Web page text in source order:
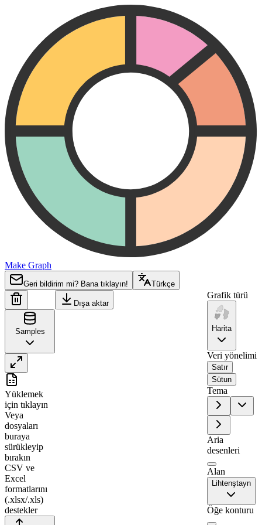
Make Graph
Geri bildirim mi? Bana tıklayın! Türkçe
Samples
Region
Triesenberg
Eschen
Mauren
1
2
3
4
5
6
7
8
Yüklemek
için tıklayın
Veya
dosyaları
buraya
sürükleyip
bırakın
CSV ve
Excel
formatlarını
(.xlsx/.xls)
destekler
Dışa aktar
Grafik türü
Harita
Veri yönelimi
Satır
Sütun
Tema
Aria
desenleri
Alan
Lihtenştayn
Öğe konturu